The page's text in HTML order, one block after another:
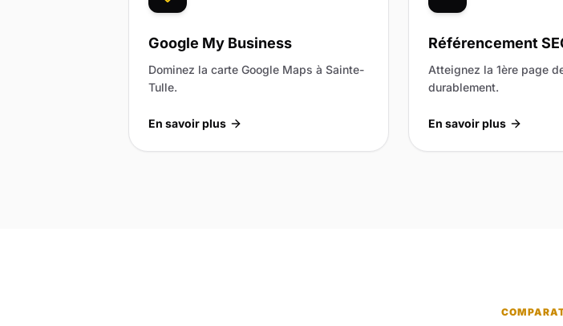
Google My Business
Dominez la carte Google Maps à Sainte-
Tulle.
En savoir plus
Référencement
Atteignez la 1ère page
durablement.
En savoir plus